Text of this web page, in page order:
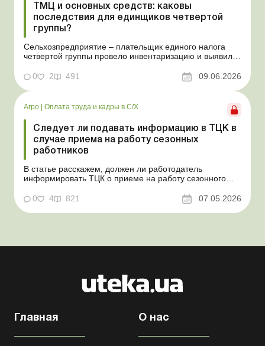
ТМЦ и основных средств: каковы
последствия для единщиков четвертой
группы?
Сельхозпредприятие – плательщик единого налога
четвертой группы провело инвентаризацию и выявило
продукции собственного производства, а также
основных средств (далее – ОС). Как повлияют такие
излишки при их оприходовании на долю
сельхозтовар...
0 2 491 09.06.2026
Агро | Оплата труда и кадры в С/Х
Следует ли подавать информацию в ТЦК в
случае приема на работу сезонных
работников
В статье расскажем, должен ли работодатель
информировать ТЦК о приеме на работу сезонного
агропредприятия принимают работников на сезонные
работы. Из-за значительных штрафных санкций за
нарушение порядка ведения воинского учета у
0 4 821 07.05.2026
Главная О нас